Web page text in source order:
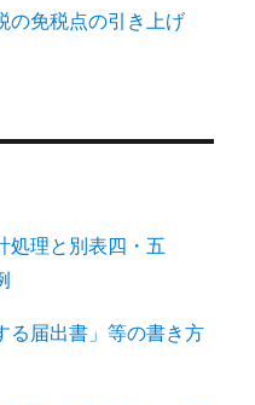
の免税点の引き上げ
処理と別表四・五
る届出書」等の書き方